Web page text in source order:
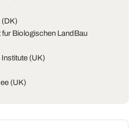
(DK)
Biologischen LandBau
(UK)
(UK)